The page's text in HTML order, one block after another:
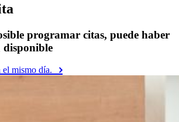
programar citas, puede haber
disponible
el mismo día.